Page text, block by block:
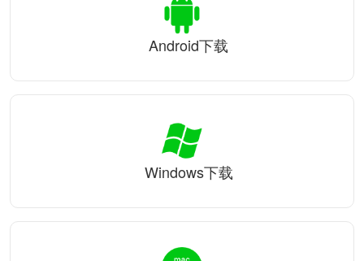
Android下载
Windows下载